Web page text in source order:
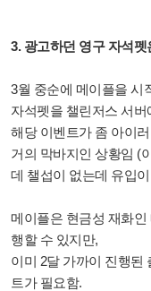
3. 광고하던 영구 자석
3월 중순에 메이플을 시
자석펫을 챌린저스 서
해당 이벤트가 좀 아이
거의 막바지인 상황임 (
데 챌섭이 없는데 유입
메이플은 현금성 재화
행할 수 있지만,
이미 2달 가까이 진행된
트가 필요함.